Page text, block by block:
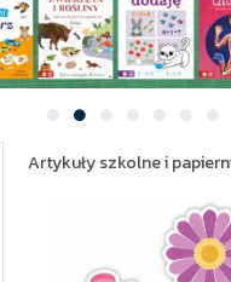
Artykuły szkolne i